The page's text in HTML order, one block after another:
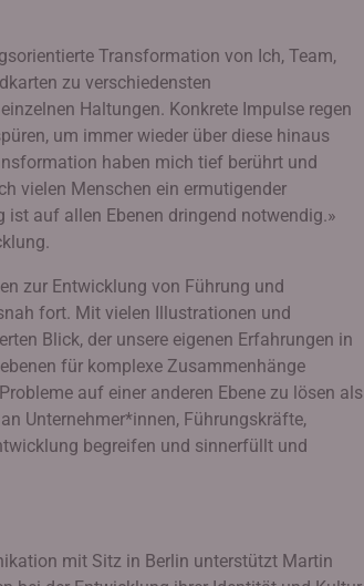
Transformation von Ich, Team,
zu verschiedensten
Haltungen. Konkrete Impulse regen
um immer wieder über diese hinaus
haben mich tief berührt und
vielen Menschen ein ermutigender
auf allen Ebenen dringend notwendig.»
zur Entwicklung von Führung und
fort. Mit vielen Illustrationen und
Blick, der unsere eigenen Erfahrungen in
für komplexe Zusammenhänge
auf einer anderen Ebene zu lösen als
Unternehmer*innen, Führungskräfte,
begreifen und sinnerfüllt und
mit Sitz in Berlin unterstützt Martin